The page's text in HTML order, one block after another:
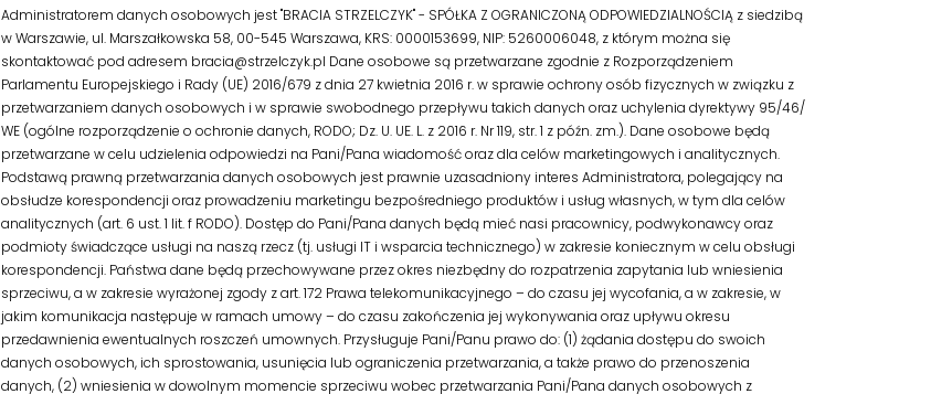
Administratorem danych osobowych jest "BRACIA STRZELCZYK" - SPÓŁKA Z OGRANICZONĄ ODPOWIEDZIALNOŚCIĄ z siedzibą
w Warszawie, ul. Marszałkowska 58, 00-545 Warszawa, KRS: 0000153699, NIP: 5260006048, z którym można się
skontaktować pod adresem bracia@strzelczyk.pl Dane osobowe są przetwarzane zgodnie z Rozporządzeniem
Parlamentu Europejskiego i Rady (UE) 2016/679 z dnia 27 kwietnia 2016 r. w sprawie ochrony osób fizycznych w związku z
przetwarzaniem danych osobowych i w sprawie swobodnego przepływu takich danych oraz uchylenia dyrektywy 95/46/
WE (ogólne rozporządzenie o ochronie danych, RODO; Dz. U. UE. L. z 2016 r. Nr 119, str. 1 z późn. zm.). Dane osobowe będą
przetwarzane w celu udzielenia odpowiedzi na Pani/Pana wiadomość oraz dla celów marketingowych i analitycznych.
Podstawą prawną przetwarzania danych osobowych jest prawnie uzasadniony interes Administratora, polegający na
obsłudze korespondencji oraz prowadzeniu marketingu bezpośredniego produktów i usług własnych, w tym dla celów
analitycznych (art. 6 ust. 1 lit. f RODO). Dostęp do Pani/Pana danych będą mieć nasi pracownicy, podwykonawcy oraz
podmioty świadczące usługi na naszą rzecz (tj. usługi IT i wsparcia technicznego) w zakresie koniecznym w celu obsługi
korespondencji. Państwa dane będą przechowywane przez okres niezbędny do rozpatrzenia zapytania lub wniesienia
sprzeciwu, a w zakresie wyrażonej zgody z art. 172 Prawa telekomunikacyjnego – do czasu jej wycofania, a w zakresie, w
jakim komunikacja następuje w ramach umowy – do czasu zakończenia jej wykonywania oraz upływu okresu
przedawnienia ewentualnych roszczeń umownych. Przysługuje Pani/Panu prawo do: (1) żądania dostępu do swoich
danych osobowych, ich sprostowania, usunięcia lub ograniczenia przetwarzania, a także prawo do przenoszenia
danych, (2) wniesienia w dowolnym momencie sprzeciwu wobec przetwarzania Pani/Pana danych osobowych z